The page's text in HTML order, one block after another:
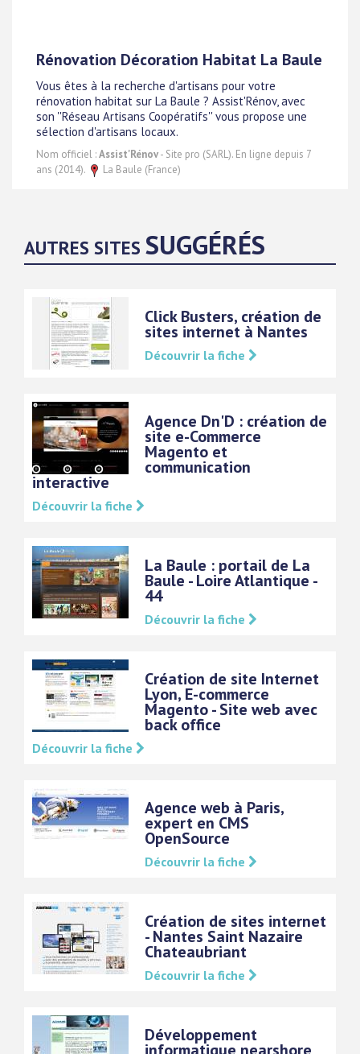
Rénovation Décoration Habitat La Baule
Vous êtes à la recherche d'artisans pour votre
rénovation habitat sur La Baule ? Assist'Rénov, avec
son ''Réseau Artisans Coopératifs'' vous propose une
sélection d'artisans locaux.
Nom officiel :Assist'Rénov- Site pro (SARL). En ligne depuis 7
ans (2014).
La Baule (France)
AUTRES SITES SUGGÉRÉS
Click Busters, création de
sites internet à Nantes
Découvrir la fiche
Agence Dn'D : création de
site e-Commerce
Magento et
communication
interactive
Découvrir la fiche
La Baule : portail de La
Baule - Loire Atlantique -
44
Découvrir la fiche
Création de site Internet
Lyon, E-commerce
Magento - Site web avec
back office
Découvrir la fiche
Agence web à Paris,
expert en CMS
OpenSource
Découvrir la fiche
Création de sites internet
- Nantes Saint Nazaire
Chateaubriant
Découvrir la fiche
Développement